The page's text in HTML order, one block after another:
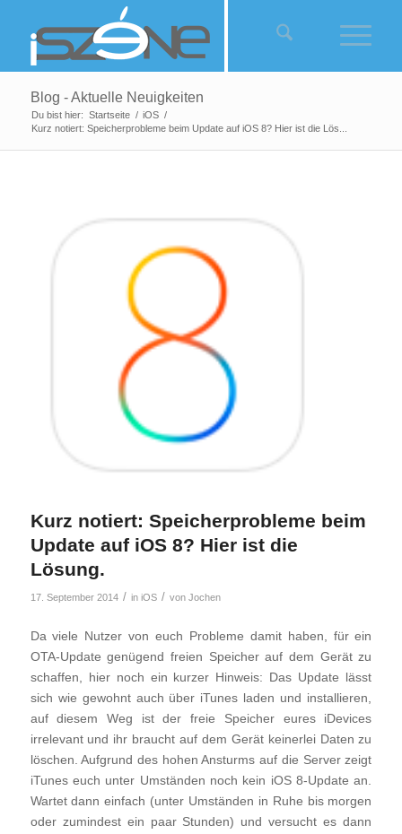
Blog - Aktuelle Neuigkeiten
Du bist hier: Startseite / iOS /
Kurz notiert: Speicherprobleme beim Update auf iOS 8? Hier ist die Lös...
Kurz notiert: Speicherprobleme beim
Update auf iOS 8? Hier ist die
Lösung.
17. September 2014 / in iOS / von Jochen
Da viele Nutzer von euch Probleme damit haben, für ein
OTA-Update genügend freien Speicher auf dem Gerät zu
schaffen, hier noch ein kurzer Hinweis: Das Update lässt
sich wie gewohnt auch über iTunes laden und installieren,
auf diesem Weg ist der freie Speicher eures iDevices
irrelevant und ihr braucht auf dem Gerät keinerlei Daten zu
löschen. Aufgrund des hohen Ansturms auf die Server zeigt
iTunes euch unter Umständen noch kein iOS 8-Update an.
Wartet dann einfach (unter Umständen in Ruhe bis morgen
oder zumindest ein paar Stunden) und versucht es dann